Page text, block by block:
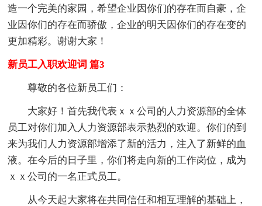
造一个完美的家园，希望企业因你们的存在而自豪，企
业因你们的存在而骄傲，企业的明天因你们的存在变的
更加精彩。谢谢大家！
新员工入职欢迎词 篇3
尊敬的各位新员工们：
大家好！首先我代表ｘｘ公司的人力资源部的全体
员工对你们加入人力资源部表示热烈的欢迎。你们的到
来为我们人力资源部增添了新的活力，注入了新鲜的血
液。在今后的日子里，你们将走向新的工作岗位，成为
ｘｘ公司的一名正式员工。
从今天起大家将在共同信任和相互理解的基础上，